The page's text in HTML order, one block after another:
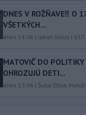
DNES V ROŽŇAVE‼️ O
VŠETKÝCH...
dnes 14:06 | Jakab Július | 637
MATOVIČ DO
OHROZUJÚ DETI...
dnes 13:06 | Šutaj Eštok Matúš